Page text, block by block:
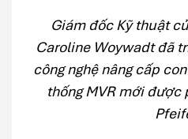
Giám đốc Kỹ thuật
Caroline Woywadt đã
công nghệ nâng cấp
thống MVR mới được